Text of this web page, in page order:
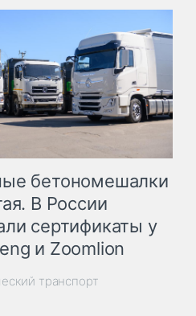
бетономешалки
В России
сертификаты у
и Zoomlion
транспорт